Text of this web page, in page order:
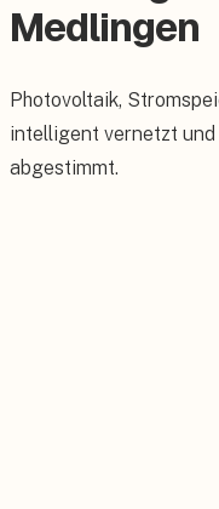
Medlingen
Photovoltaik,
intelligent vernetzt
abgestimmt.